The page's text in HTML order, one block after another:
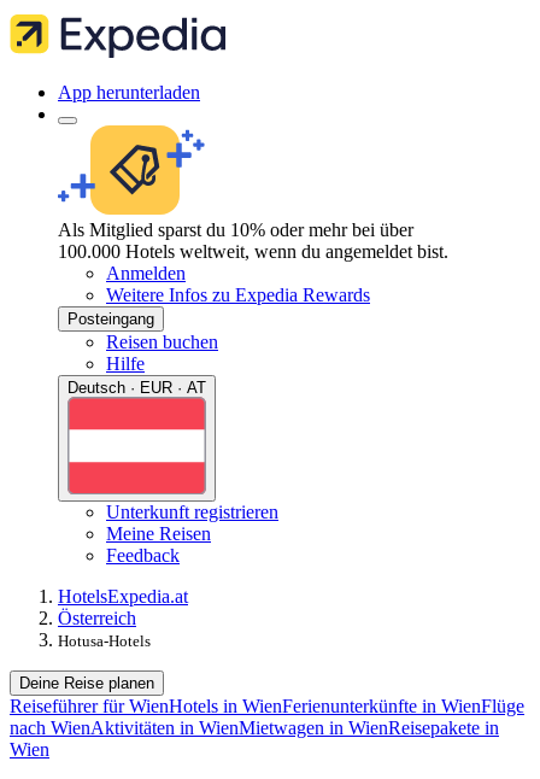
App herunterladen
Als Mitglied sparst du 10% oder mehr bei über
100.000 Hotels weltweit, wenn du angemeldet bist.
Anmelden
Weitere Infos zu Expedia Rewards
Posteingang
Reisen buchen
Hilfe
Deutsch · EUR · AT
Unterkunft registrieren
Meine Reisen
Feedback
HotelsExpedia.at
Österreich
Hotusa-Hotels
Deine Reise planen
Reiseführer für WienHotels in WienFerienunterkünfte in WienFlüge
nach WienAktivitäten in WienMietwagen in WienReisepakete in
Wien